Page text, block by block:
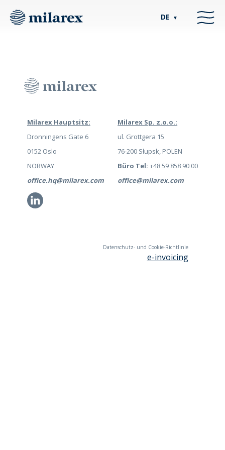
DE ▼
Milarex Hauptsitz:
Dronningens Gate 6
0152 Oslo
NORWAY
office.hq@milarex.com
Li
Milarex Sp. z.o.o.:
ul. Grottgera 15
76-200 Słupsk, POLEN
Büro Tel: +48 59 858 90 00
office@milarex.com
Datenschutz- und Cookie-Richtlinie
e-invoicing